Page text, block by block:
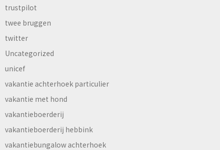
trustpilot
twee bruggen
twitter
Uncategorized
unicef
vakantie achterhoek particulier
vakantie met hond
vakantieboerderij
vakantieboerderij hebbink
vakantiebungalow achterhoek